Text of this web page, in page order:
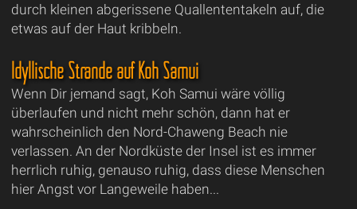
durch kleinen abgerissene Quallententakeln auf, die
etwas auf der Haut kribbeln.
Idyllische Strände auf Koh Samui
Wenn Dir jemand sagt, Koh Samui wäre völlig
überlaufen und nicht mehr schön, dann hat er
wahrscheinlich den Nord-Chaweng Beach nie
verlassen. An der Nordküste der Insel ist es immer
herrlich ruhig, genauso ruhig, dass diese Menschen
hier Angst vor Langeweile haben...